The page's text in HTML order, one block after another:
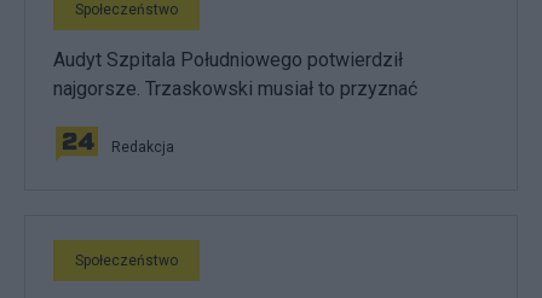
Społeczeństwo
Audyt Szpitala Południowego potwierdził
najgorsze. Trzaskowski musiał to przyznać
Redakcja
Społeczeństwo